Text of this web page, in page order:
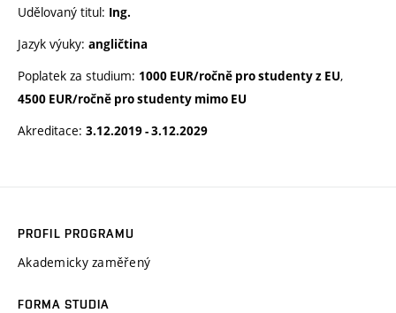
Udělovaný titul: Ing.
Jazyk výuky: angličtina
Poplatek za studium: 1000 EUR/ročně pro studenty z EU,
4500 EUR/ročně pro studenty mimo EU
Akreditace: 3.12.2019 - 3.12.2029
PROFIL PROGRAMU
Akademicky zaměřený
FORMA STUDIA